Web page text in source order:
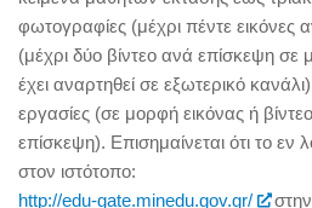
φωτογραφίες (μέχρι πέντε εικόνες
(μέχρι δύο βίντεο ανά επίσκεψη
έχει αναρτηθεί σε εξωτερικό κανάλι)
εργασίες (σε μορφή εικόνας ή
επίσκεψη). Επισημαίνεται ότι το εν
στον ιστότοπο:
http://edu-gate.minedu.gov.gr/
στην